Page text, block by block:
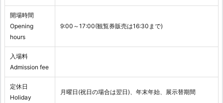
開場時間
Opening
hours
9:00～17:00(観覧券販売は16:30まで)
入場料
Admission fee
定休日
Holiday
月曜日(祝日の場合は翌日)、年末年始、展示替期間